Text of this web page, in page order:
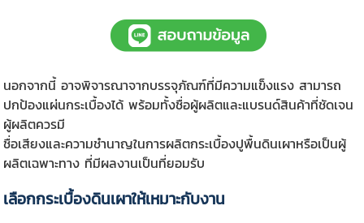
นอกจากนี้ อาจพิจารณาจากบรรจุภัณฑ์ที่มีความแข็งแรง สามารถ
ปกป้องแผ่นกระเบื้องได้ พร้อมทั้งชื่อผู้ผลิตและแบรนด์สินค้าที่ชัดเจน
ผู้ผลิตควรมี
ชื่อเสียงและความชำนาญในการผลิตกระเบื้องปูพื้นดินเผาหรือเป็นผู้
ผลิตเฉพาะทาง ที่มีผลงานเป็นที่ยอมรับ
เลือกกระเบื้องดินเผาให้เหมาะกับงาน